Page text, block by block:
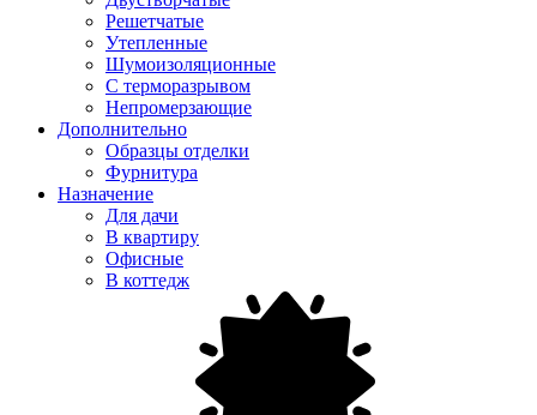
Решетчатые
Утепленные
Шумоизоляционные
С терморазрывом
Непромерзающие
Дополнительно
Образцы отделки
Фурнитура
Назначение
Для дачи
В квартиру
Офисные
В коттедж